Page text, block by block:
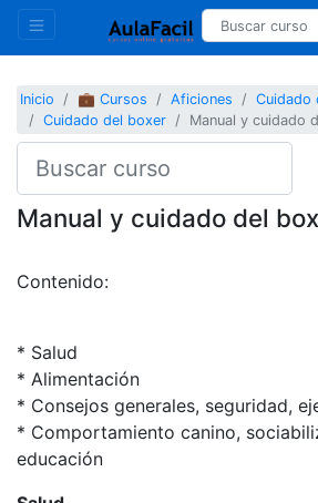
Inicio 💼 Cursos Aficiones
Cuidado
Cuidado del boxer
Manual y cuidado
Manual y cuidado del
Contenido:
* Salud
* Alimentación
* Consejos generales, seguridad,
* Comportamiento canino,
educación